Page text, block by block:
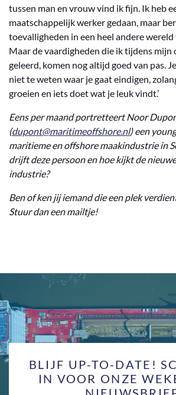
tussen man en vrouw vind ik fijn. Ik heb
maatschappelijk werker gedaan, maar
toevalligheden in een heel andere
Maar de vaardigheden die ik tijdens mijn
geleerd, komen nog altijd goed van pas.
niet te weten waar je gaat eindigen,
groeien en iets doet wat je leuk vindt.’
Eens per maand portretteert Noor
(dupont@maritimeoffshore.nl) een
maritieme en offshore maakindustrie in
drijft deze persoon en hoe kijkt de
industrie?
Ben of ken jij iemand die een plek
Stuur dan een mailtje!
BLIJF UP-TO-DATE!
IN VOOR ONZE